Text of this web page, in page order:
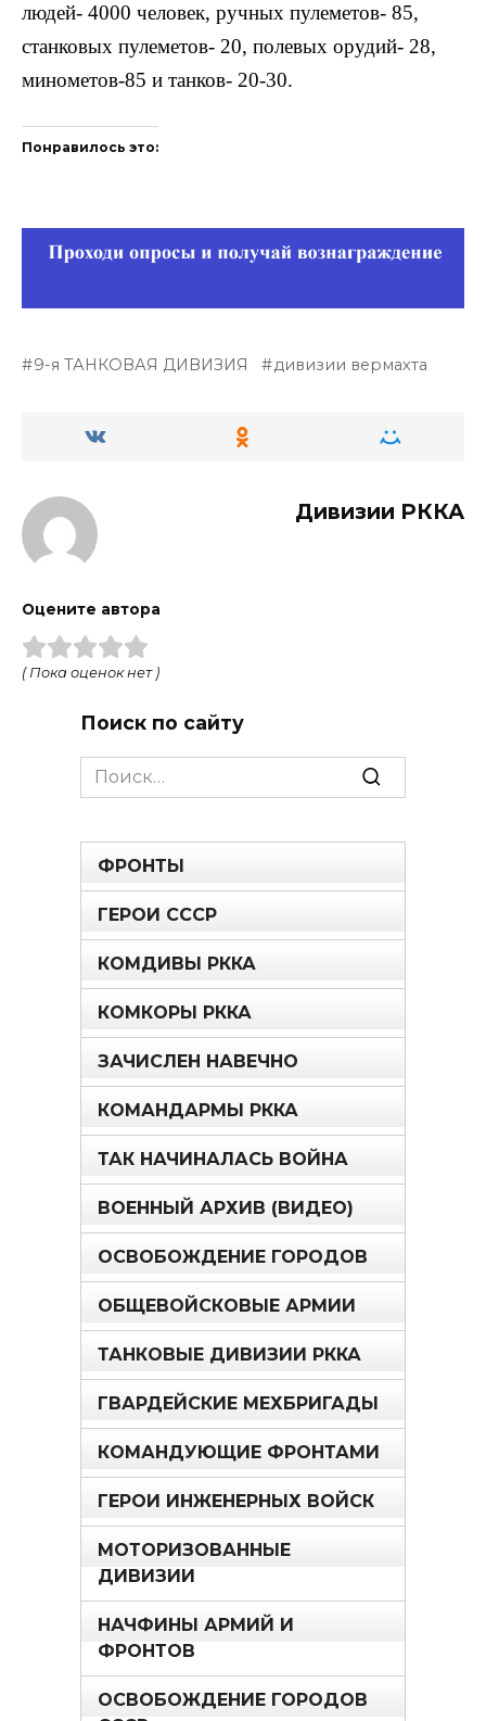
людей- 4000 человек, ручных пулеметов- 85,
станковых пулеметов- 20, полевых орудий- 28,
минометов-85 и танков- 20-30.
Понравилось это:
9-я ТАНКОВАЯ ДИВИЗИЯ дивизии вермахта
Дивизии РККА
Оцените автора
( Пока оценок нет )
Поиск по сайту
Search
for:
ФРОНТЫ
ГЕРОИ СССР
КОМДИВЫ РККА
КОМКОРЫ РККА
ЗАЧИСЛЕН НАВЕЧНО
КОМАНДАРМЫ РККА
ТАК НАЧИНАЛАСЬ ВОЙНА
ВОЕННЫЙ АРХИВ (ВИДЕО)
ОСВОБОЖДЕНИЕ ГОРОДОВ
ОБЩЕВОЙСКОВЫЕ АРМИИ
ТАНКОВЫЕ ДИВИЗИИ РККА
ГВАРДЕЙСКИЕ МЕХБРИГАДЫ
КОМАНДУЮЩИЕ ФРОНТАМИ
ГЕРОИ ИНЖЕНЕРНЫХ ВОЙСК
МОТОРИЗОВАННЫЕ
ДИВИЗИИ
НАЧФИНЫ АРМИЙ И
ФРОНТОВ
ОСВОБОЖДЕНИЕ ГОРОДОВ